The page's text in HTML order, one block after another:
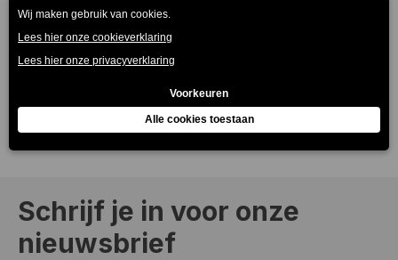
zaterdag
Schrijf je in voor onze
nieuwsbrief